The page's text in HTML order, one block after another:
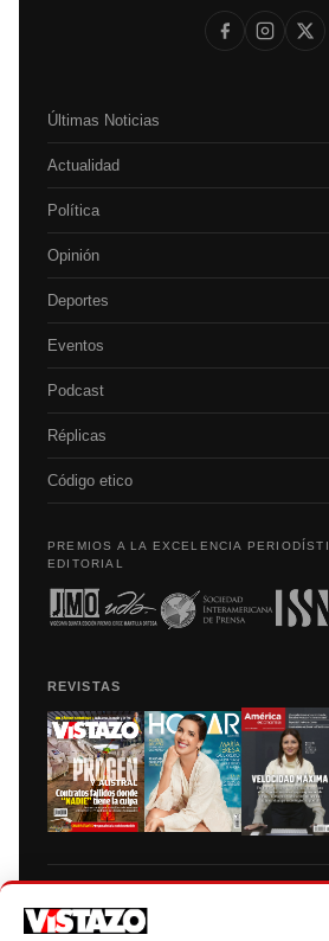
Últimas Noticias
Actualidad
Política
Opinión
Deportes
Eventos
Podcast
Réplicas
Código etico
PREMIOS A LA EXCELENCIA
EDITORIAL
REVISTAS
autorización escrita de su titular, de todos los